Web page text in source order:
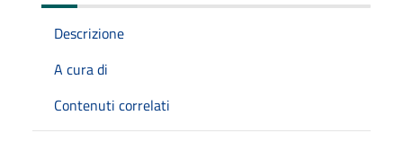
Descrizione
A cura di
Contenuti correlati